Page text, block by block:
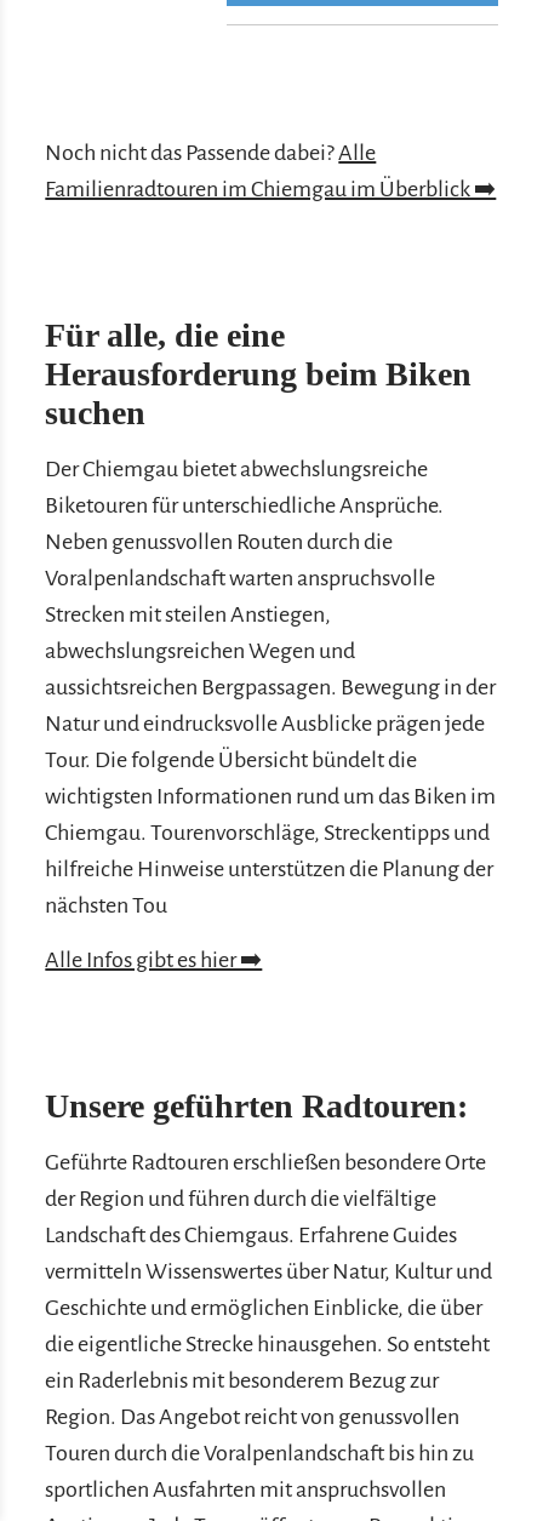
Noch nicht das Passende dabei?Alle
Familienradtouren im Chiemgau im Überblick ➡️
Für alle, die eine
Herausforderung beim Biken
suchen
Der Chiemgau bietet abwechslungsreiche
Biketouren für unterschiedliche Ansprüche.
Neben genussvollen Routen durch die
Voralpenlandschaft warten anspruchsvolle
Strecken mit steilen Anstiegen,
abwechslungsreichen Wegen und
aussichtsreichen Bergpassagen. Bewegung in der
Natur und eindrucksvolle Ausblicke prägen jede
Tour. Die folgende Übersicht bündelt die
wichtigsten Informationen rund um das Biken im
Chiemgau. Tourenvorschläge, Streckentipps und
hilfreiche Hinweise unterstützen die Planung der
nächsten Tou
Alle Infos gibt es hier ➡️
Unsere geführten Radtouren:
Geführte Radtouren erschließen besondere Orte
der Region und führen durch die vielfältige
Landschaft des Chiemgaus. Erfahrene Guides
vermitteln Wissenswertes über Natur, Kultur und
Geschichte und ermöglichen Einblicke, die über
die eigentliche Strecke hinausgehen. So entsteht
ein Raderlebnis mit besonderem Bezug zur
Region. Das Angebot reicht von genussvollen
Touren durch die Voralpenlandschaft bis hin zu
sportlichen Ausfahrten mit anspruchsvollen